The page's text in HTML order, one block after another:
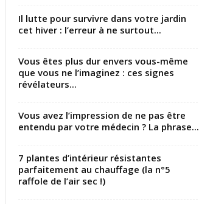
Il lutte pour survivre dans votre jardin
cet hiver : l’erreur à ne surtout...
Vous êtes plus dur envers vous-même
que vous ne l’imaginez : ces signes
révélateurs...
Vous avez l’impression de ne pas être
entendu par votre médecin ? La phrase...
7 plantes d’intérieur résistantes
parfaitement au chauffage (la n°5
raffole de l’air sec !)